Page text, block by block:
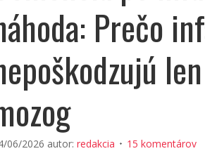
Prečo
06/2026 autor: redakcia 15 komentárov